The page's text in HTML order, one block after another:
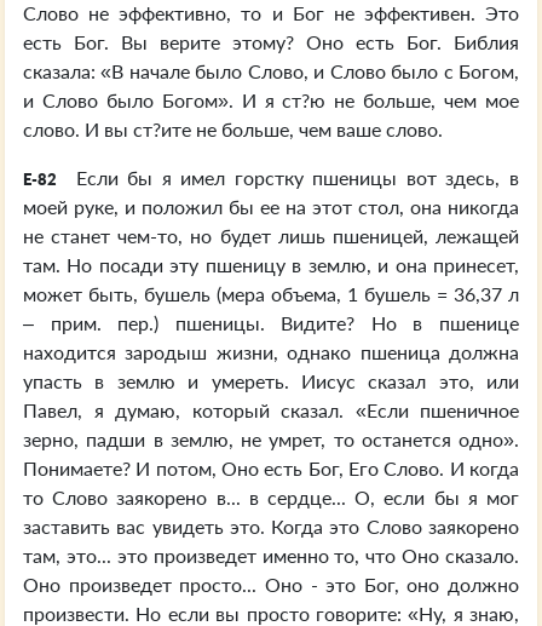
Слово не эффективно, то и Бог не эффективен. Это
есть Бог. Вы верите этому? Оно есть Бог. Библия
сказала: «В начале было Слово, и Слово было с Богом,
и Слово было Богом». И я ст?ю не больше, чем мое
слово. И вы ст?ите не больше, чем ваше слово.
E-82
Если бы я имел горстку пшеницы вот здесь, в
моей руке, и положил бы ее на этот стол, она никогда
не станет чем-то, но будет лишь пшеницей, лежащей
там. Но посади эту пшеницу в землю, и она принесет,
может быть, бушель (мера объема, 1 бушель = 36,37 л
– прим. пер.) пшеницы. Видите? Но в пшенице
находится зародыш жизни, однако пшеница должна
упасть в землю и умереть. Иисус сказал это, или
Павел, я думаю, который сказал. «Если пшеничное
зерно, падши в землю, не умрет, то останется одно».
Понимаете? И потом, Оно есть Бог, Его Слово. И когда
то Слово заякорено в... в сердце... О, если бы я мог
заставить вас увидеть это. Когда это Слово заякорено
там, это... это произведет именно то, что Оно сказало.
Оно произведет просто... Оно - это Бог, оно должно
произвести. Но если вы просто говорите: «Ну, я знаю,